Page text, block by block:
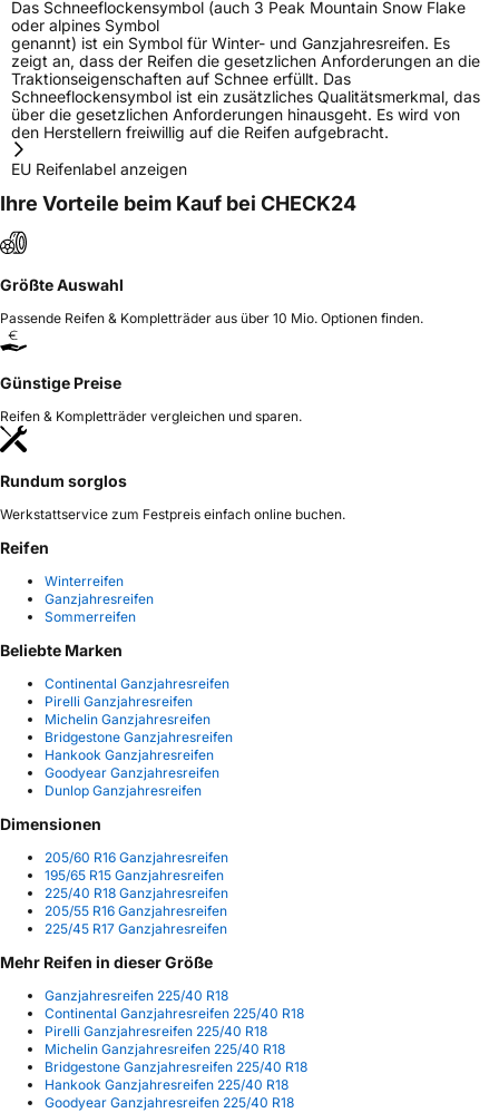
Das Schneeflockensymbol (auch 3 Peak Mountain Snow Flake
oder alpines Symbol
genannt) ist ein Symbol für Winter- und Ganzjahresreifen. Es
zeigt an, dass der Reifen die gesetzlichen Anforderungen an die
Traktionseigenschaften auf Schnee erfüllt. Das
Schneeflockensymbol ist ein zusätzliches Qualitätsmerkmal, das
über die gesetzlichen Anforderungen hinausgeht. Es wird von
den Herstellern freiwillig auf die Reifen aufgebracht.
EU Reifenlabel anzeigen
Ihre Vorteile beim Kauf bei CHECK24
Größte Auswahl
Passende Reifen & Kompletträder aus über 10 Mio. Optionen finden.
Günstige Preise
Reifen & Kompletträder vergleichen und sparen.
Rundum sorglos
Werkstattservice zum Festpreis einfach online buchen.
Reifen
Winterreifen
Ganzjahresreifen
Sommerreifen
Beliebte Marken
Continental Ganzjahresreifen
Pirelli Ganzjahresreifen
Michelin Ganzjahresreifen
Bridgestone Ganzjahresreifen
Hankook Ganzjahresreifen
Goodyear Ganzjahresreifen
Dunlop Ganzjahresreifen
Dimensionen
205/60 R16 Ganzjahresreifen
195/65 R15 Ganzjahresreifen
225/40 R18 Ganzjahresreifen
205/55 R16 Ganzjahresreifen
225/45 R17 Ganzjahresreifen
Mehr Reifen in dieser Größe
Ganzjahresreifen 225/40 R18
Continental Ganzjahresreifen 225/40 R18
Pirelli Ganzjahresreifen 225/40 R18
Michelin Ganzjahresreifen 225/40 R18
Bridgestone Ganzjahresreifen 225/40 R18
Hankook Ganzjahresreifen 225/40 R18
Goodyear Ganzjahresreifen 225/40 R18